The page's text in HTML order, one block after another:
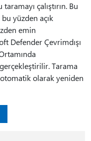
çalıştırın. Bu
bu yüzden açık
emin
Defender Çevrimdışı
Tarama
otomatik olarak yeniden